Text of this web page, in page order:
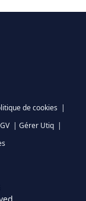
de cookies |
| Gérer Utiq |